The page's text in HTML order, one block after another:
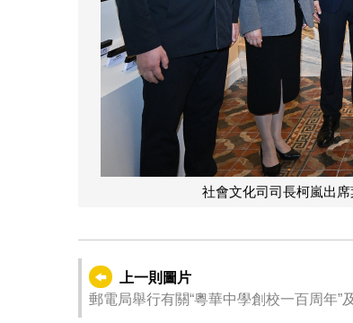
社會文化司司長柯嵐出
上一則圖片
郵電局舉行有關“粵華中學創校一百周年”